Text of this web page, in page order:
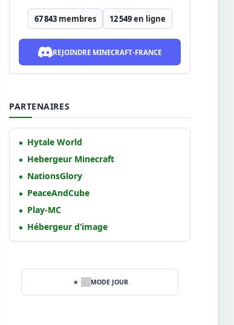
67 843membres 12 549en ligne
REJOINDRE MINECRAFT-FRANCE
PARTENAIRES
Hytale World
Hebergeur Minecraft
NationsGlory
PeaceAndCube
Play-MC
Hébergeur d’image
MODE JOUR